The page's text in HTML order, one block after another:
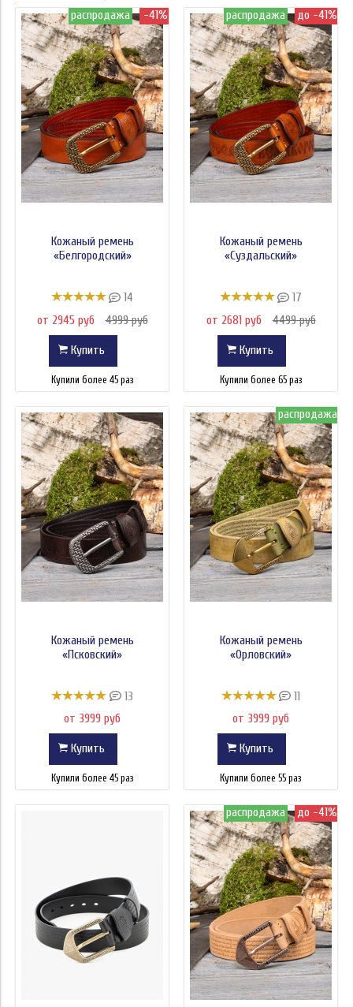
Размер
Цвет
Тиснёный текст
Дополнение
Модель
Размер
распродажа -41%
Кожаный ремень
«Белгородский»
14
от 2945 руб
4999 руб
Купить
Купили более 45 раз
распродажа до -41%
Кожаный ремень
«Суздальский»
17
от 2681 руб
4499 руб
Купить
Купили более 65 раз
Кожаный ремень
«Псковский»
13
от 3999 руб
Купить
Купили более 45 раз
распродажа
Кожаный ремень
«Орловский»
11
от 3999 руб
Купить
Купили более 55 раз
распродажа до -41%